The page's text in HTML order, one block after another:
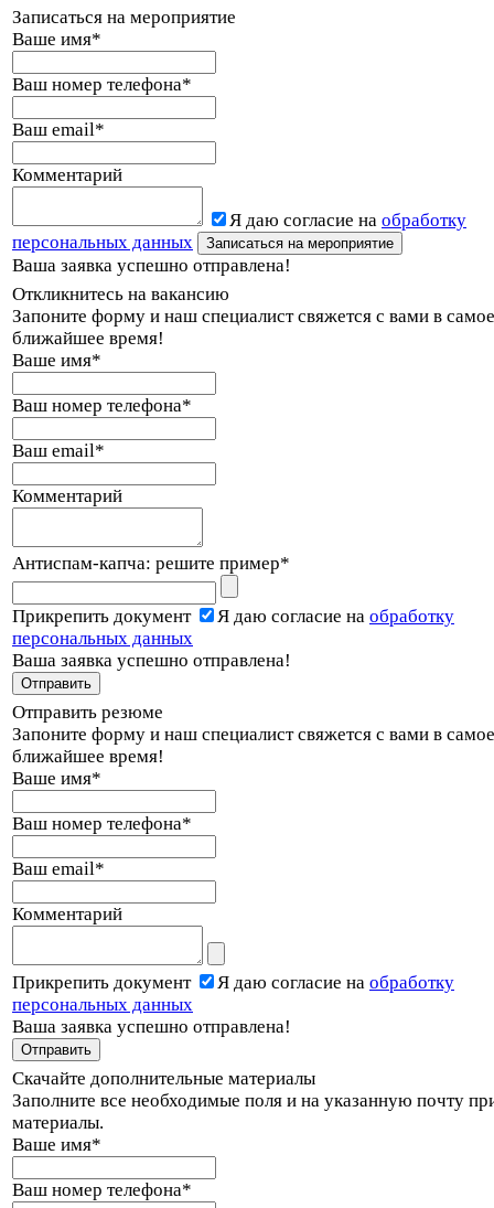
Записаться на мероприятие
Ваше имя*
Ваш номер телефона*
Ваш email*
Комментарий
Я даю согласие на обработку
персональных данных
Ваша заявка успешно отправлена!
Откликнитесь на вакансию
Запоните форму и наш специалист свяжется с вами в самое
ближайшее время!
Ваше имя*
Ваш номер телефона*
Ваш email*
Комментарий
Антиспам-капча: решите пример*
Прикрепить документ Я даю согласие на обработку
персональных данных
Ваша заявка успешно отправлена!
Отправить резюме
Запоните форму и наш специалист свяжется с вами в самое
ближайшее время!
Ваше имя*
Ваш номер телефона*
Ваш email*
Комментарий
Прикрепить документ Я даю согласие на обработку
персональных данных
Ваша заявка успешно отправлена!
Скачайте дополнительные материалы
Заполните все необходимые поля и на указанную почту
материалы.
Ваше имя*
Ваш номер телефона*